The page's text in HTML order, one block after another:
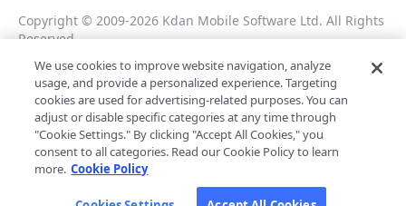
Política de Privacidade
Termos de Serviço
Política de Segurança
Configurações de Cookies
Desenvolvido por ComPDF
Copyright © 2009-2026 Kdan Mobile Software Ltd. All Rights
Reserved.
LynxPDF V2.0.0
Assistente de IA para
processamento de documentos
empresariais
Ajude sua equipe a processar documentos com mais
We use cookies to improve website navigation, analyze
usage, and provide a personalized experience. Targeting
cookies are used for advertising-related purposes. You can
adjust or disable specific categories at any time through
"Cookie Settings." By clicking "Accept All Cookies," you
consent to all categories. Read our Cookie Policy to learn
more. Cookie Policy